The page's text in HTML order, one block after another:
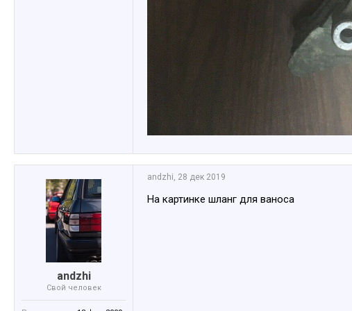
аndzhi
Свой человек
аndzhi, 28 дек 2019
На картинке шланг для ваноса